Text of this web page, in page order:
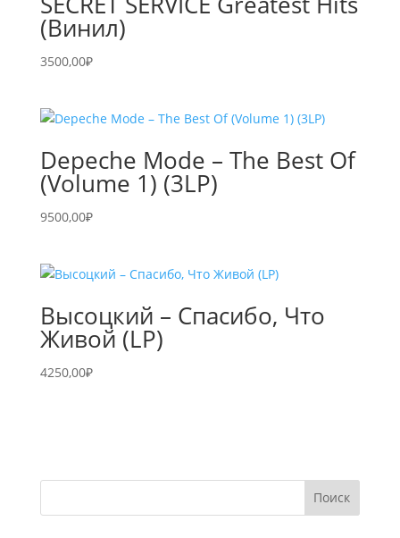
(Винил)
3500,00₽
Depeche Mode – The Best Of
(Volume 1) (3LP)
9500,00₽
Высоцкий – Спасибо, Что
Живой (LP)
4250,00₽